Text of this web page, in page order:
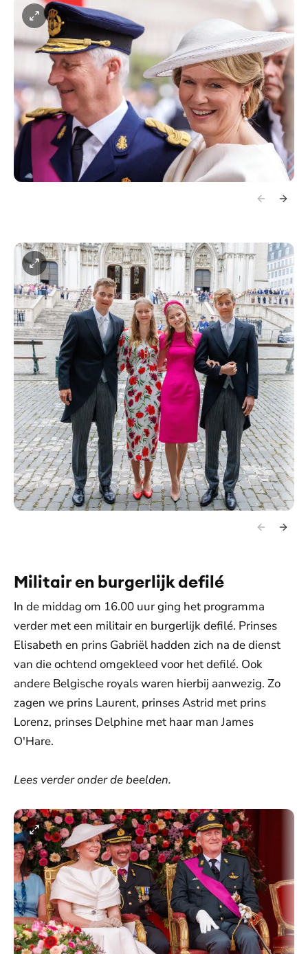
Militair en burgerlijk defilé
In de middag om 16.00 uur ging het programma
verder met een militair en burgerlijk defilé. Prinses
Elisabeth en prins Gabriël hadden zich na de dienst
van die ochtend omgekleed voor het defilé. Ook
andere Belgische royals waren hierbij aanwezig. Zo
zagen we prins Laurent, prinses Astrid met prins
Lorenz, prinses Delphine met haar man James
O'Hare.
Lees verder onder de beelden.